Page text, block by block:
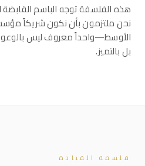
هذه الفلسفة توجه الباسم
نحن ملتزمون بأن نكون شريكاً
الأوسط—واحداً معروف ليس
بل بالتميز.
فلسفة القيادة